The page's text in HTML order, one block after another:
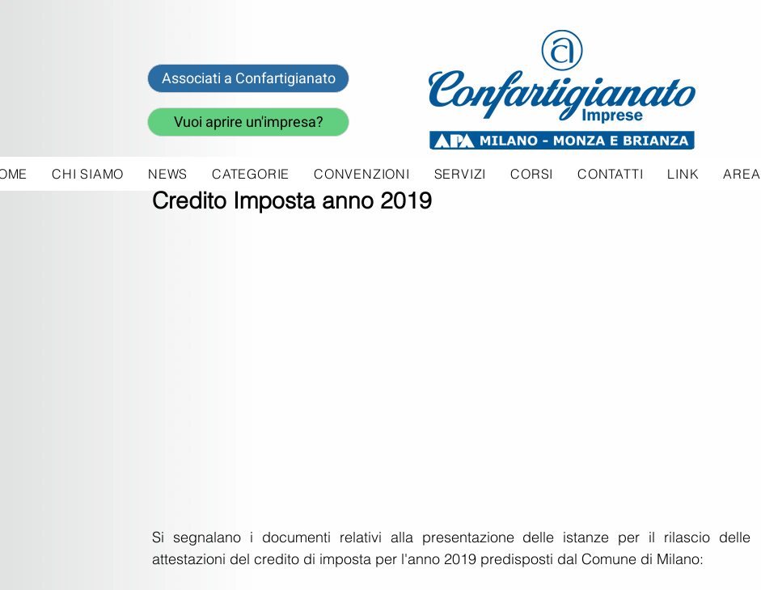
Associati a Confartigianato
Vuoi aprire un'impresa?
CHI SIAMO NEWS CATEGORIE CONVENZIONI SERVIZI CORSI CONTATTI LINK
Credito Imposta anno 2019
10 gen 2020
Si segnalano i documenti relativi alla presentazione delle istanze per il rilascio delle
attestazioni del credito di imposta per l'anno 2019 predisposti dal Comune di Milano: